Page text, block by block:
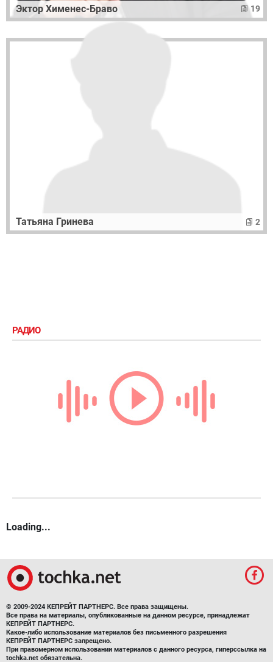
Эктор Хименес-Браво 19
Татьяна Гринева 2
РАДИО
Loading...
© 2009-2024 КЕПРЕЙТ ПАРТНЕРС. Все права защищены.
Все права на материалы, опубликованные на данном ресурсе, принадлежат
КЕПРЕЙТ ПАРТНЕРС.
Какое-либо использование материалов без письменного разрешения
КЕПРЕЙТ ПАРТНЕРС запрещено.
При правомерном использовании материалов с данного ресурса, гиперссылка на
tochka.net обязательна.